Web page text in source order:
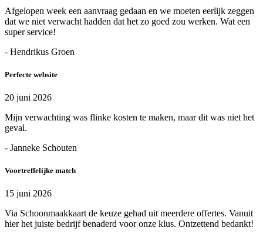
Afgelopen week een aanvraag gedaan en we moeten eerlijk zeggen
dat we niet verwacht hadden dat het zo goed zou werken. Wat een
super service!
- Hendrikus Groen
Perfecte website
20 juni 2026
Mijn verwachting was flinke kosten te maken, maar dit was niet het
geval.
- Janneke Schouten
Voortreffelijke match
15 juni 2026
Via Schoonmaakkaart de keuze gehad uit meerdere offertes. Vanuit
hier het juiste bedrijf benaderd voor onze klus. Ontzettend bedankt!